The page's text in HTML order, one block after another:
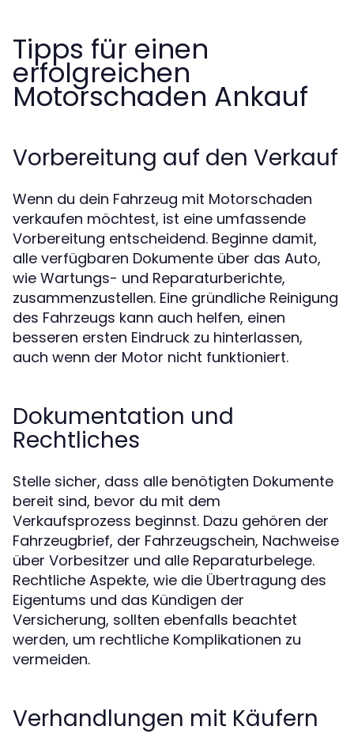
Tipps für einen
erfolgreichen
Motorschaden Ankauf
Vorbereitung auf den Verkauf
Wenn du dein Fahrzeug mit Motorschaden
verkaufen möchtest, ist eine umfassende
Vorbereitung entscheidend. Beginne damit,
alle verfügbaren Dokumente über das Auto,
wie Wartungs- und Reparaturberichte,
zusammenzustellen. Eine gründliche Reinigung
des Fahrzeugs kann auch helfen, einen
besseren ersten Eindruck zu hinterlassen,
auch wenn der Motor nicht funktioniert.
Dokumentation und
Rechtliches
Stelle sicher, dass alle benötigten Dokumente
bereit sind, bevor du mit dem
Verkaufsprozess beginnst. Dazu gehören der
Fahrzeugbrief, der Fahrzeugschein, Nachweise
über Vorbesitzer und alle Reparaturbelege.
Rechtliche Aspekte, wie die Übertragung des
Eigentums und das Kündigen der
Versicherung, sollten ebenfalls beachtet
werden, um rechtliche Komplikationen zu
vermeiden.
Verhandlungen mit Käufern